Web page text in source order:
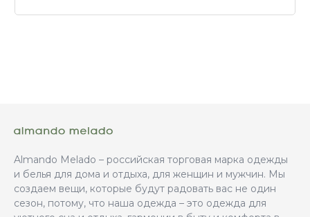
Almando Melado – российская торговая марка одежды
и белья для дома и отдыха, для женщин и мужчин. Мы
создаем вещи, которые будут радовать вас не один
сезон, потому, что наша одежда – это одежда для